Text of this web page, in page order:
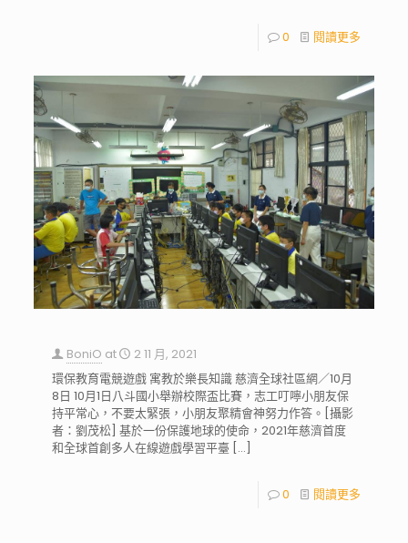
0 閱讀更多
BoniO at
2 11 月, 2021
環保教育電競遊戲 寓教於樂長知識 慈濟全球社區網／10月
8日 10月1日八斗國小舉辦校際盃比賽，志工叮嚀小朋友保
持平常心，不要太緊張，小朋友聚精會神努力作答。[攝影
者：劉茂松] 基於一份保護地球的使命，2021年慈濟首度
和全球首創多人在線遊戲學習平臺[…]
0 閱讀更多